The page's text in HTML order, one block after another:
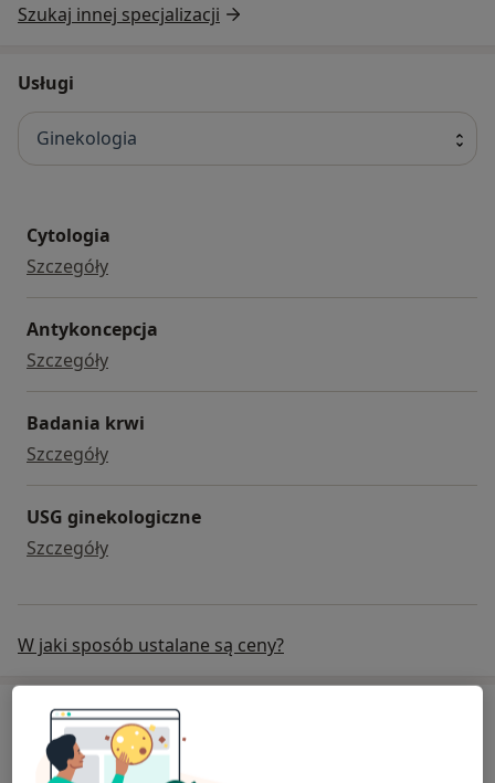
Szukaj innej specjalizacji
Usługi
Ginekologia
Cytologia
Szczegółycytologia
Antykoncepcja
SzczegółyAntykoncepcja
Badania krwi
Szczegółybadania krwi
USG ginekologiczne
SzczegółyUSG ginekologiczne
W jaki sposób ustalane są ceny?
Specjaliści
Ginekolog